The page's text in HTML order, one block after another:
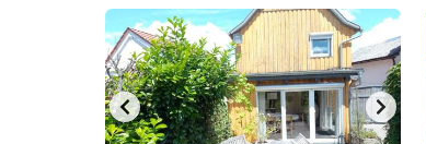
question
mark
key
to